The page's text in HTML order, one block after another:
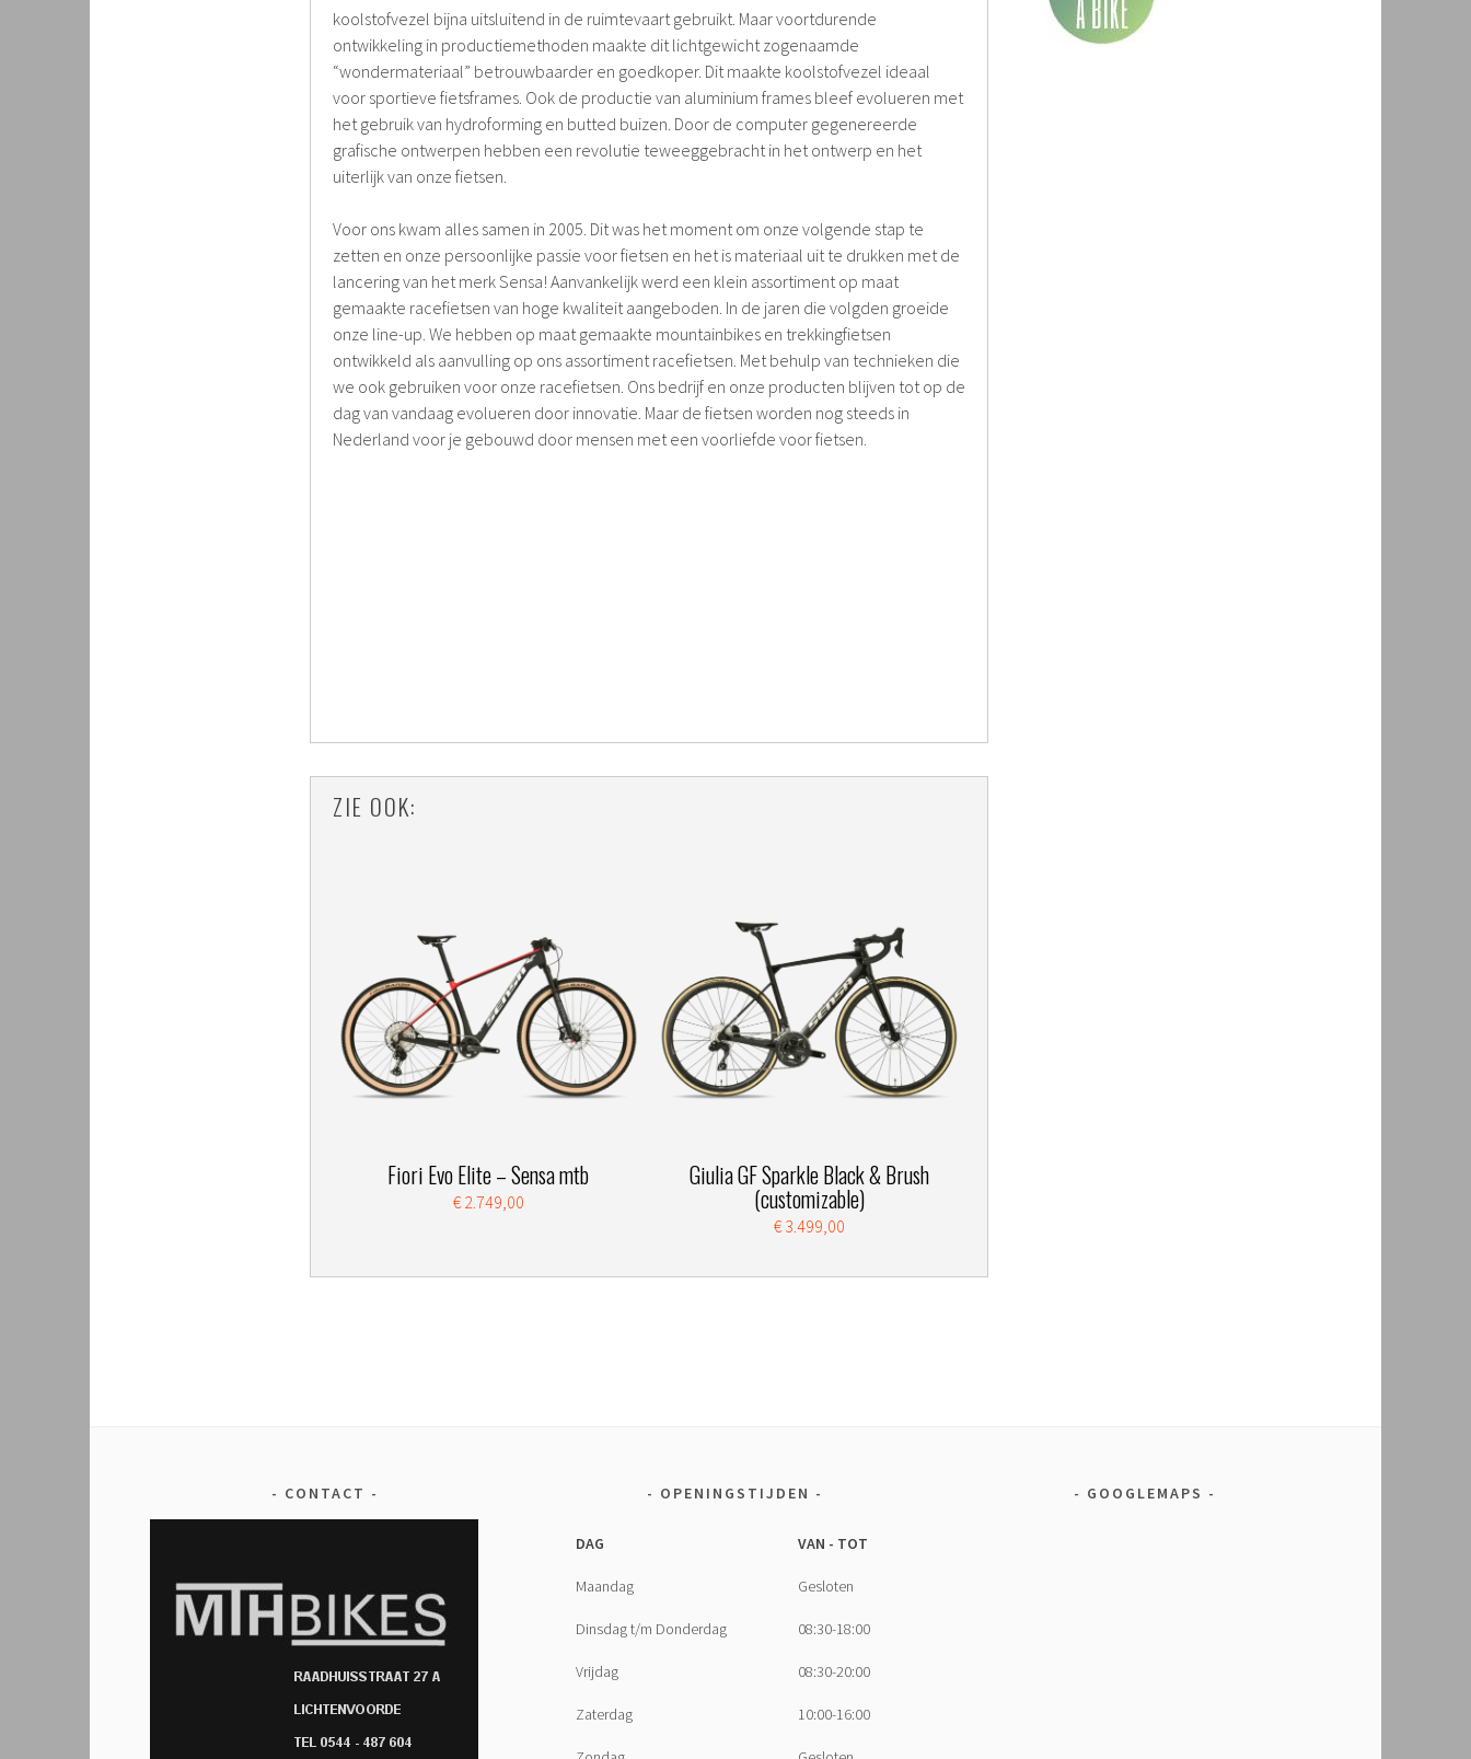
koolstofvezel bijna uitsluitend in de ruimtevaart gebruikt. Maar voortdurende
ontwikkeling in productiemethoden maakte dit lichtgewicht zogenaamde
“wondermateriaal” betrouwbaarder en goedkoper. Dit maakte koolstofvezel ideaal
voor sportieve fietsframes. Ook de productie van aluminium frames bleef evolueren met
het gebruik van hydroforming en butted buizen. Door de computer gegenereerde
grafische ontwerpen hebben een revolutie teweeggebracht in het ontwerp en het
uiterlijk van onze fietsen.
Voor ons kwam alles samen in 2005. Dit was het moment om onze volgende stap te
zetten en onze persoonlijke passie voor fietsen en het is materiaal uit te drukken met de
lancering van het merk Sensa! Aanvankelijk werd een klein assortiment op maat
gemaakte racefietsen van hoge kwaliteit aangeboden. In de jaren die volgden groeide
onze line-up. We hebben op maat gemaakte mountainbikes en trekkingfietsen
ontwikkeld als aanvulling op ons assortiment racefietsen. Met behulp van technieken die
we ook gebruiken voor onze racefietsen. Ons bedrijf en onze producten blijven tot op de
dag van vandaag evolueren door innovatie. Maar de fietsen worden nog steeds in
Nederland voor je gebouwd door mensen met een voorliefde voor fietsen.
ZIE OOK:
Fiori Evo Elite – Sensa mtb
€ 2.749,00
Giulia GF Sparkle Black & Brush
(customizable)
€ 3.499,00
CONTACT OPENINGSTIJDEN
DAG VAN - TOT
Maandag Gesloten
Dinsdag t/m Donderdag 08:30-18:00
Vrijdag 08:30-20:00
Zaterdag 10:00-16:00
GOOGLEMAPS